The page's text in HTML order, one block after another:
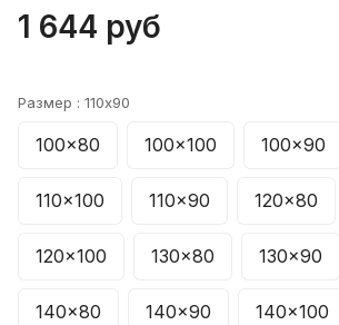
1 644 руб
Размер : 110x90
100x80 100x100 100x90
110x100 110x90 120x80
120x100 130x80 130x90
140x80 140x90 140x100